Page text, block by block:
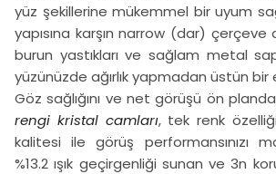
yüz şekillerine mükemmel bir uyum
yapısına karşın narrow (dar) çerçeve
burun yastıkları ve sağlam metal
yüzünüzde ağırlık yapmadan üstün
Göz sağlığını ve net görüşü ön
rengi kristal camları, tek renk
kalitesi ile görüş performansınızı
%13.2 ışık geçirgenliği sunan ve 3n